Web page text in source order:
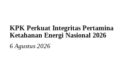
KPK Perkuat Integritas
Ketahanan Energi Nasional 2026
6 Agustus 2026